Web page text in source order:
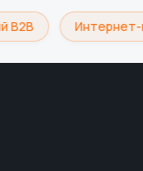
B2B Интернет-